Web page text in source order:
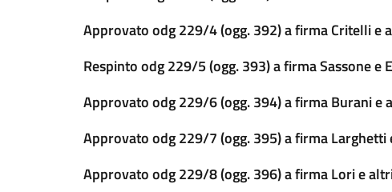
Approvato odg 229/4 (ogg. 392) a firma Critelli e
Respinto odg 229/5 (ogg. 393) a firma Sassone e
Approvato odg 229/6 (ogg. 394) a firma Burani e
Approvato odg 229/7 (ogg. 395) a firma Larghetti
Approvato odg 229/8 (ogg. 396) a firma Lori e